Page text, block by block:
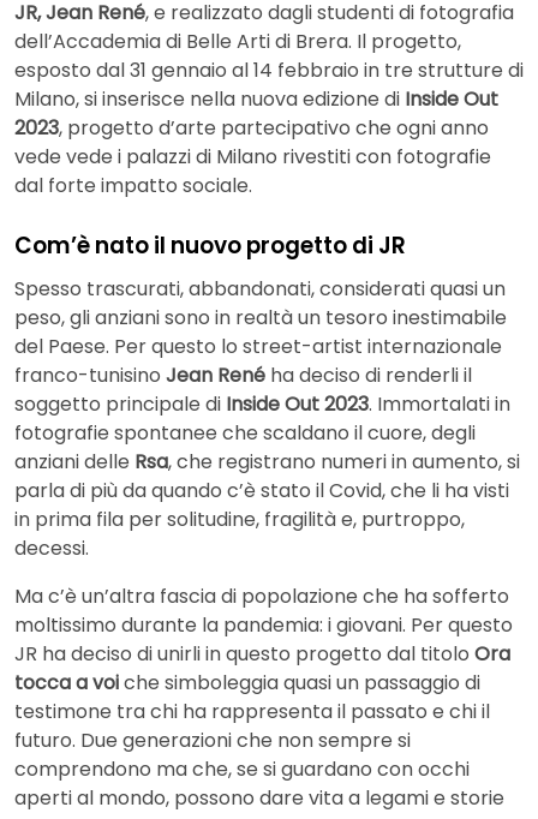
JR, Jean René, e realizzato dagli studenti di fotografia
dell’Accademia di Belle Arti di Brera. Il progetto,
esposto dal 31 gennaio al 14 febbraio in tre strutture di
Milano, si inserisce nella nuova edizione di Inside Out
2023, progetto d’arte partecipativo che ogni anno
vede vede i palazzi di Milano rivestiti con fotografie
dal forte impatto sociale.
Com’è nato il nuovo progetto di JR
Spesso trascurati, abbandonati, considerati quasi un
peso, gli anziani sono in realtà un tesoro inestimabile
del Paese. Per questo lo street-artist internazionale
franco-tunisino Jean René ha deciso di renderli il
soggetto principale di Inside Out 2023. Immortalati in
fotografie spontanee che scaldano il cuore, degli
anziani delle Rsa, che registrano numeri in aumento, si
parla di più da quando c’è stato il Covid, che li ha visti
in prima fila per solitudine, fragilità e, purtroppo,
decessi.
Ma c’è un’altra fascia di popolazione che ha sofferto
moltissimo durante la pandemia: i giovani. Per questo
JR ha deciso di unirli in questo progetto dal titolo Ora
tocca a voiche simboleggia quasi un passaggio di
testimone tra chi ha rappresenta il passato e chi il
futuro. Due generazioni che non sempre si
comprendono ma che, se si guardano con occhi
aperti al mondo, possono dare vita a legami e storie